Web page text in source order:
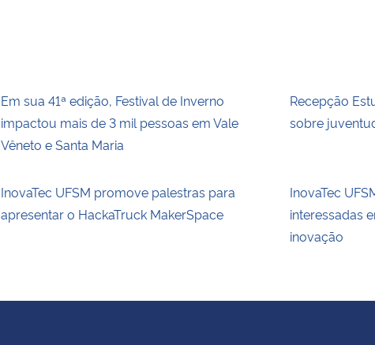
Em sua 41ª edição, Festival de Inverno
impactou mais de 3 mil pessoas em Vale
Vêneto e Santa Maria
Recepção
sobre
InovaTec UFSM promove palestras para
apresentar o HackaTruck MakerSpace
InovaTec
interessadas
inovação